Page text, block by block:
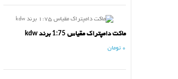
ماکت دامپتراک مقیاس 1:75 برند kdw
0 تومان